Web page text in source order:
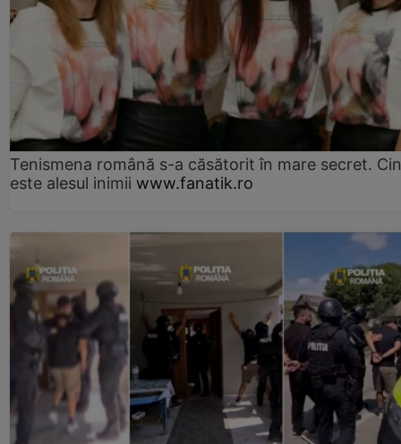
Tenismena română s-a căsătorit în mare secret.
este alesul inimii www.fanatik.ro